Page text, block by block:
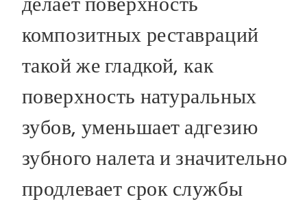
композитных реставраций
такой же гладкой, как
поверхность натуральных
зубов, уменьшает адгезию
зубного налета и значительно
продлевает срок службы